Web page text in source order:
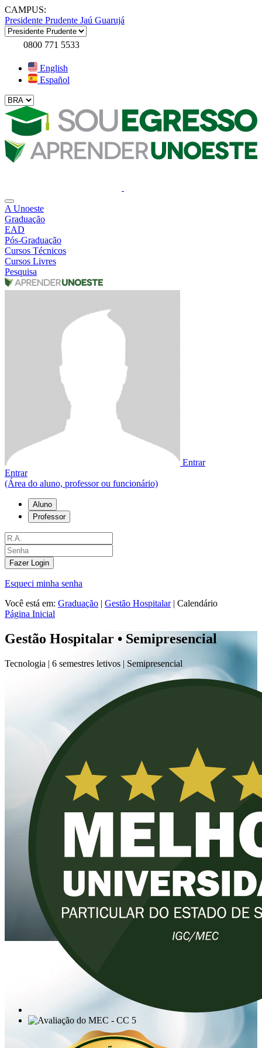
CAMPUS:
Presidente Prudente Jaú Guarujá
0800 771 5533
English
Español
A Unoeste
Graduação
EAD
Pós-Graduação
Cursos Técnicos
Cursos Livres
Pesquisa
Entrar
Entrar
(Área do aluno, professor ou funcionário)
Aluno
Professor
Fazer Login
Esqueci minha senha
Você está em: Graduação | Gestão Hospitalar | Calendário
Página Inicial
Gestão Hospitalar • Semipresencial
Tecnologia | 6 semestres letivos | Semipresencial